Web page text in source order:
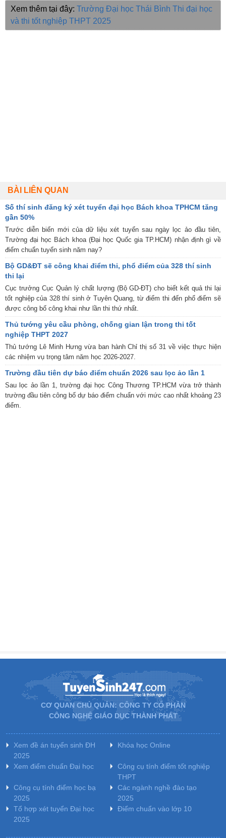
Xem thêm tại đây: Trường Đại học Thái Bình Thi đại học
và thi tốt nghiệp THPT 2025
BÀI LIÊN QUAN
Số thí sinh đăng ký xét tuyển đại học Bách khoa TPHCM tăng
gần 50%
Trước diễn biến mới của dữ liệu xét tuyển sau ngày lọc ảo đầu tiên,
Trường đại học Bách khoa (Đại học Quốc gia TP.HCM) nhận định gì về
điểm chuẩn tuyển sinh năm nay?
Bộ GD&ĐT sẽ công khai điểm thi, phổ điểm của 328 thí sinh
thi lại
Cục trưởng Cục Quản lý chất lượng (Bộ GD-ĐT) cho biết kết quả thi lại
tốt nghiệp của 328 thí sinh ở Tuyên Quang, từ điểm thi đến phổ điểm sẽ
được công bố công khai như lần thi thứ nhất.
Thủ tướng yêu cầu phòng, chống gian lận trong thi tốt
nghiệp THPT 2027
Thủ tướng Lê Minh Hưng vừa ban hành Chỉ thị số 31 về việc thực hiện
các nhiệm vụ trọng tâm năm học 2026-2027.
Trường đầu tiên dự báo điểm chuẩn 2026 sau lọc ảo lần 1
Sau lọc ảo lần 1, trường đại học Công Thương TP.HCM vừa trở thành
trường đầu tiên công bố dự báo điểm chuẩn với mức cao nhất khoảng 23
điểm.
CƠ QUAN CHỦ QUẢN: CÔNG TY CỔ PHẦN
CÔNG NGHỆ GIÁO DỤC THÀNH PHÁT
Xem đề án tuyển sinh ĐH
2025
Khóa học Online
Xem điểm chuẩn Đại học
Công cụ tính điểm tốt nghiệp
THPT
Công cụ tính điểm học bạ
2025
Các ngành nghề đào tạo
2025
Tổ hợp xét tuyển Đại học
2025
Điểm chuẩn vào lớp 10